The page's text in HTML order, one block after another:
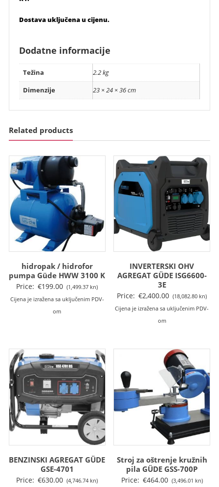
Dostava uključena u cijenu.
Dodatne informacije
Težina
2.2 kg
Dimenzije
23 × 24 × 36 cm
Related products
hidropak / hidrofor
pumpa Güde HWW 3100 K
Price: €199.00 (1,499.37 kn)
Cijena je izražena sa uključenim PDV-
om
INVERTERSKI OHV
AGREGAT GÜDE ISG6600-
3E
Price: €2,400.00 (18,082.80 kn)
Cijena je izražena sa uključenim PDV-
om
BENZINSKI AGREGAT GÜDE
GSE-4701
Price: €630.00 (4,746.74 kn)
Stroj za oštrenje kružnih
pila GÜDE GSS-700P
Price: €464.00 (3,496.01 kn)